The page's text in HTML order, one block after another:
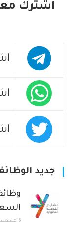
اشترك
جديد
6 أغسطس، 2026